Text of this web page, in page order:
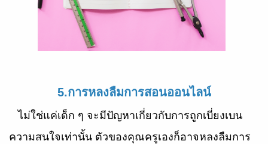
5.การหลงลืมการสอนออนไลน์
ไม่ใช่แค่เด็ก ๆ จะมีปัญหาเกี่ยวกับการถูกเบี่ยงเบน
ความสนใจเท่านั้น ตัวของคุณครูเองก็อาจหลงลืมการ